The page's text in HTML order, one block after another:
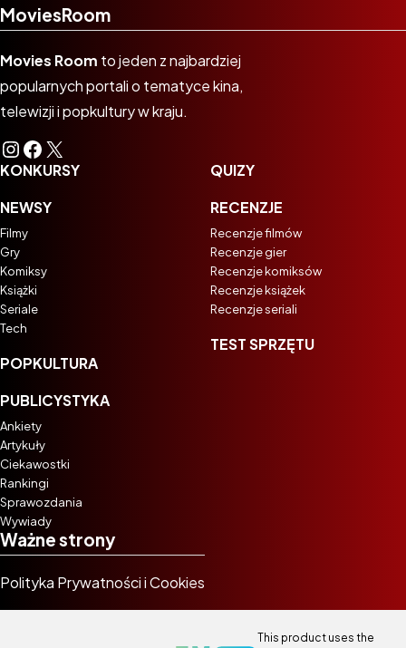
MoviesRoom
Movies Room to jeden z najbardziej
popularnych portali o tematyce kina,
telewizji i popkultury w kraju.
Instagram
Facebook
X
KONKURSY
NEWSY
Filmy
Gry
Komiksy
Książki
Seriale
Tech
POPKULTURA
PUBLICYSTYKA
Ankiety
Artykuły
Ciekawostki
Rankingi
Sprawozdania
Wywiady
QUIZY
RECENZJE
Recenzje filmów
Recenzje gier
Recenzje komiksów
Recenzje książek
Recenzje seriali
TEST SPRZĘTU
Ważne strony
Polityka Prywatności i Cookies
This product uses the